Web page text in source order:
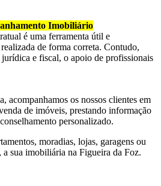
Imobiliário
é uma ferramenta útil e
de forma correta. Contudo,
e fiscal, o apoio de profissionais
acompanhamos os nossos clientes em
de imóveis, prestando informação
personalizado.
moradias, lojas, garagens ou
a sua imobiliária na Figueira da Foz.